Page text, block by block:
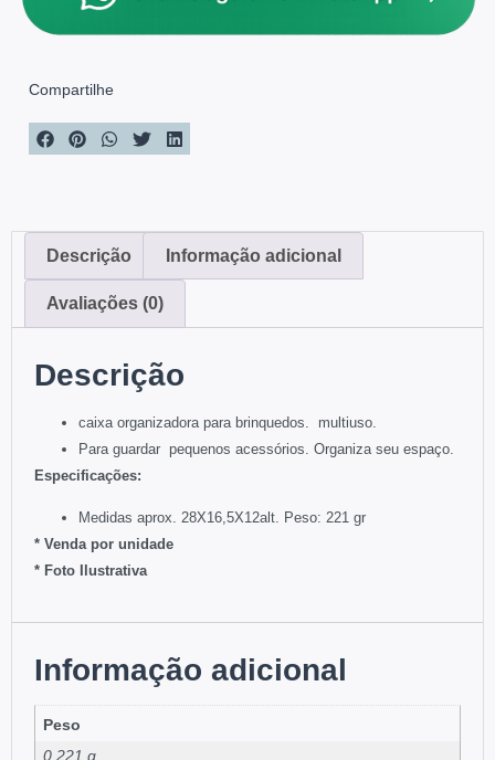
Compartilhe
Descrição Informação adicional
Avaliações (0)
Descrição
caixa organizadora para brinquedos. multiuso.
Para guardar pequenos acessórios. Organiza seu espaço.
Especificações:
Medidas aprox. 28X16,5X12alt. Peso: 221 gr
* Venda por unidade
* Foto Ilustrativa
Informação adicional
Peso
0,221 g